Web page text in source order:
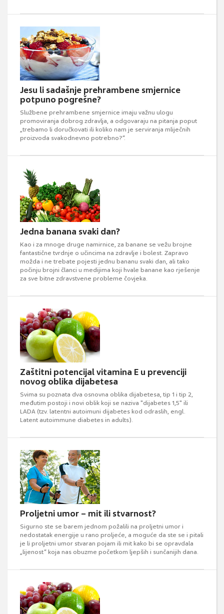
Jesu li sadašnje prehrambene smjernice
potpuno pogrešne?
Službene prehrambene smjernice imaju važnu ulogu
promoviranja dobrog zdravlja, a odgovaraju na pitanja poput
„trebamo li doručkovati ili koliko nam je serviranja mliječnih
proizvoda svakodnevno potrebno?“.
Jedna banana svaki dan?
Kao i za mnoge druge namirnice, za banane se vežu brojne
fantastične tvrdnje o učincima na zdravlje i bolest. Zapravo
možda i ne trebate pojesti jednu bananu svaki dan, ali tako
počinju brojni članci u medijima koji hvale banane kao rješenje
za sve bitne zdravstvene probleme čovjeka.
Zaštitni potencijal vitamina E u prevenciji
novog oblika dijabetesa
Svima su poznata dva osnovna oblika dijabetesa, tip 1 i tip 2,
međutim postoji i novi oblik koji se naziva "dijabetes 1,5" ili
LADA (tzv. latentni autoimuni dijabetes kod odraslih, engl.
Latent autoimmune diabetes in adults).
Proljetni umor – mit ili stvarnost?
Sigurno ste se barem jednom požalili na proljetni umor i
nedostatak energije u rano proljeće, a moguće da ste se i pitali
je li proljetni umor stvaran pojam ili mit kako bi se opravdala
„lijenost“ koja nas obuzme početkom ljepših i sunčanijih dana.